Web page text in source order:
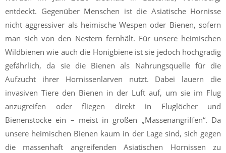
entdeckt. Gegenüber Menschen ist die Asiatische Hornisse
nicht aggressiver als heimische Wespen oder Bienen, sofern
man sich von den Nestern fernhält. Für unsere heimischen
Wildbienen wie auch die Honigbiene ist sie jedoch hochgradig
gefährlich, da sie die Bienen als Nahrungsquelle für die
Aufzucht ihrer Hornissenlarven nutzt. Dabei lauern die
invasiven Tiere den Bienen in der Luft auf, um sie im Flug
anzugreifen oder fliegen direkt in Fluglöcher und
Bienenstöcke ein – meist in großen „Massenangriffen“. Da
unsere heimischen Bienen kaum in der Lage sind, sich gegen
die massenhaft angreifenden Asiatischen Hornissen zu